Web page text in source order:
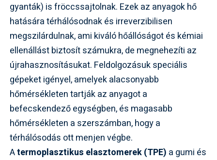
gyanták) is fröccssajtolnak. Ezek az anyagok hő
hatására térhálósodnak és irreverzibilisen
megszilárdulnak, ami kiváló hőállóságot és kémiai
ellenállást biztosít számukra, de megnehezíti az
újrahasznosításukat. Feldolgozásuk speciális
gépeket igényel, amelyek alacsonyabb
hőmérsékleten tartják az anyagot a
befecskendező egységben, és magasabb
hőmérsékleten a szerszámban, hogy a
térhálósodás ott menjen végbe.
Atermoplasztikus elasztomerek (TPE) a gumi és